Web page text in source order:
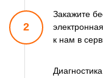
2
Закажите
к нам в